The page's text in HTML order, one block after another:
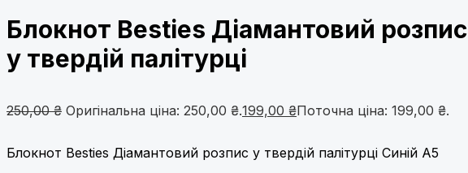
Блокнот Besties Діамантовий розпис
у твердій палітурці
250,00₴ Оригінальна ціна: 250,00 ₴.199,00 ₴Поточна ціна: 199,00 ₴.
Блокнот Besties Діамантовий розпис у твердій палітурці Синій А5